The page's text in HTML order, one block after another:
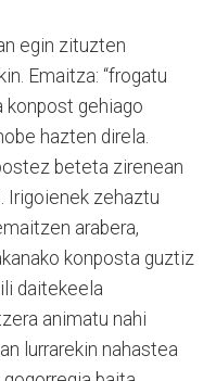
egin zituzten
Emaitza: “frogatu
konpost gehiago
hazten direla.
beteta zirenean
Irigoienek zehaztu
arabera,
konposta guztiz
daitekeela
animatu nahi
lurrarekin nahastea